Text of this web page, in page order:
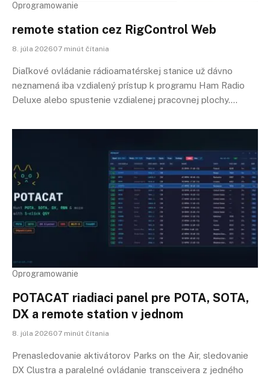
Oprogramowanie
remote station cez RigControl Web
8. júla 202607 minút čítania
Diaľkové ovládanie rádioamatérskej stanice už dávno
neznamená iba vzdialený prístup k programu Ham Radio
Deluxe alebo spustenie vzdialenej pracovnej plochy.…
Oprogramowanie
POTACAT riadiaci panel pre POTA, SOTA,
DX a remote station v jednom
8. júla 202607 minút čítania
Prenasledovanie aktivátorov Parks on the Air, sledovanie
DX Clustra a paralelné ovládanie transceivera z jedného